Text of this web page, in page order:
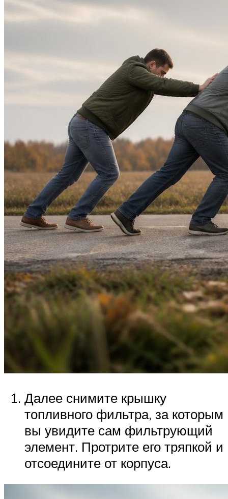
Далее снимите крышку
топливного фильтра, за которым
вы увидите сам фильтрующий
элемент. Протрите его тряпкой и
отсоедините от корпуса.